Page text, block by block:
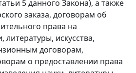
5данного Закона), а также
заказа, договорам об
права на
литературы, искусства,
договорам,
о предоставлении права